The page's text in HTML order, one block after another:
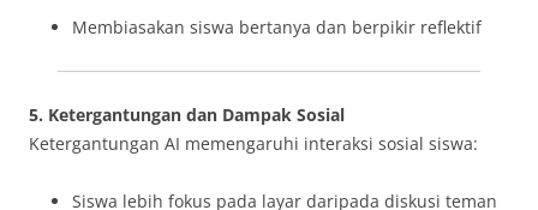
Membiasakan siswa bertanya dan berpikir reflektif
5. Ketergantungan dan Dampak Sosial
Ketergantungan AI memengaruhi interaksi sosial siswa:
Siswa lebih fokus pada layar daripada diskusi teman